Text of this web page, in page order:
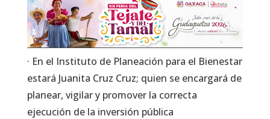
· En el Instituto de Planeación para el Bienestar
estará Juanita Cruz Cruz; quien se encargará de
planear, vigilar y promover la correcta
ejecución de la inversión pública